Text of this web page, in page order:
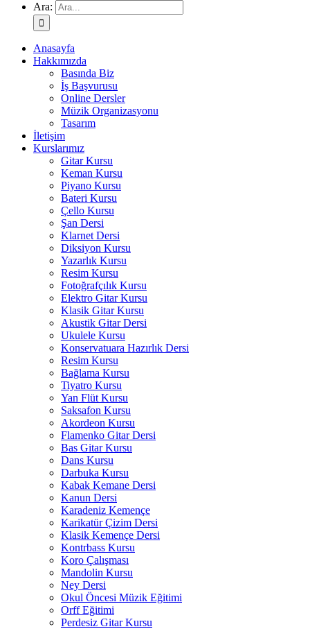
Ara:
Anasayfa
Hakkımızda
Basında Biz
İş Başvurusu
Online Dersler
Müzik Organizasyonu
Tasarım
İletişim
Kurslarımız
Gitar Kursu
Keman Kursu
Piyano Kursu
Bateri Kursu
Çello Kursu
Şan Dersi
Klarnet Dersi
Diksiyon Kursu
Yazarlık Kursu
Resim Kursu
Fotoğrafçılık Kursu
Elektro Gitar Kursu
Klasik Gitar Kursu
Akustik Gitar Dersi
Ukulele Kursu
Konservatuara Hazırlık Dersi
Resim Kursu
Bağlama Kursu
Tiyatro Kursu
Yan Flüt Kursu
Saksafon Kursu
Akordeon Kursu
Flamenko Gitar Dersi
Bas Gitar Kursu
Dans Kursu
Darbuka Kursu
Kabak Kemane Dersi
Kanun Dersi
Karadeniz Kemençe
Karikatür Çizim Dersi
Klasik Kemençe Dersi
Kontrbass Kursu
Koro Çalışması
Mandolin Kursu
Ney Dersi
Okul Öncesi Müzik Eğitimi
Orff Eğitimi
Perdesiz Gitar Kursu